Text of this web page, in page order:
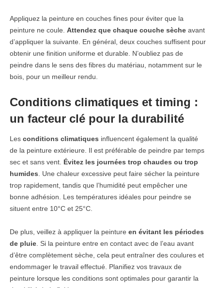
Appliquez la peinture en couches fines pour éviter que la
peinture ne coule. Attendez que chaque couche sèche avant
d’appliquer la suivante. En général, deux couches suffisent pour
obtenir une finition uniforme et durable. N’oubliez pas de
peindre dans le sens des fibres du matériau, notamment sur le
bois, pour un meilleur rendu.
Conditions climatiques et timing :
un facteur clé pour la durabilité
Les conditions climatiques influencent également la qualité
de la peinture extérieure. Il est préférable de peindre par temps
sec et sans vent. Évitez les journées trop chaudes ou trop
humides . Une chaleur excessive peut faire sécher la peinture
trop rapidement, tandis que l’humidité peut empêcher une
bonne adhésion. Les températures idéales pour peindre se
situent entre 10°C et 25°C.
De plus, veillez à appliquer la peinture en évitant les périodes
de pluie . Si la peinture entre en contact avec de l’eau avant
d’être complètement sèche, cela peut entraîner des coulures et
endommager le travail effectué. Planifiez vos travaux de
peinture lorsque les conditions sont optimales pour garantir la